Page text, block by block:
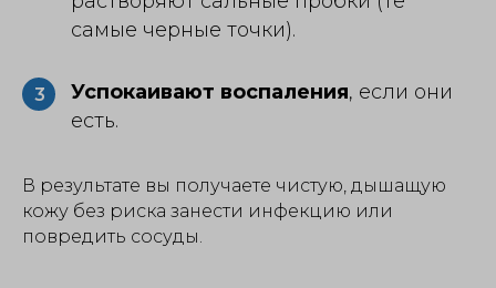
самые черные точки).
3 Успокаивают воспаления, если они
есть.
В результате вы получаете чистую, дышащую
кожу без риска занести инфекцию или
повредить сосуды.